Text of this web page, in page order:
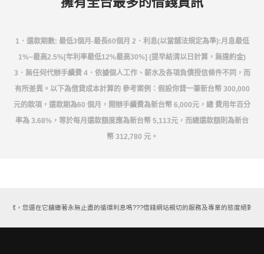
1．還款期數: 最低3個月-最長60個月 2．利息(以當舖法規定為準):月息最低
1%~最高2.5%[年利率最低12%最高30%] (提早結清以日計算，無違約金)
3．無任何代辦手續費 4．依據個人工作、薪水及各項負債授信條件不同，而
有所差異。以下為借貸成本計算的 參考案例：假設你貸一筆新台幣 300,000
元的款項，還款期為60 個月，開辦手續費為新台幣 6,000元，總 費用年百分
率為 3.68%，等於每月還款額度應為新台幣 5,113元，而總還款額則為新台
幣 312,780 元。
案，您還在它舖繳著永無止盡的循環利息嗎???借錢網站親切的服務及專業的態度絕對